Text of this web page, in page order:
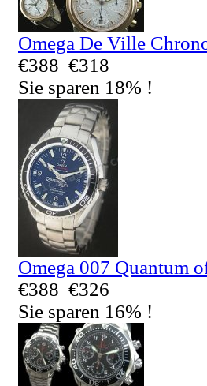
Omega De Ville
€388 €318
Sie sparen 18% !
Omega 007 Quantum
€388 €326
Sie sparen 16% !